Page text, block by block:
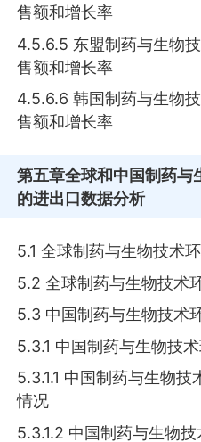
售额和增长率
4.5.6.5 东盟制药与生物
售额和增长率
4.5.6.6 韩国制药与生物
售额和增长率
第五章全球和中国制药与
的进出口数据分析
5.1 全球制药与生物技术
5.2 全球制药与生物技术
5.3 中国制药与生物技术
5.3.1 中国制药与生物技
5.3.1.1 中国制药与生物
情况
5.3.1.2 中国制药与生物